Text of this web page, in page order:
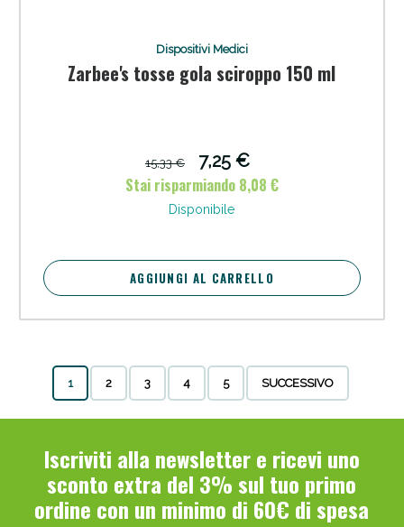
Dispositivi Medici
Zarbee's tosse gola sciroppo 150 ml
15,33 €
7,25 €
Stai risparmiando 8,08 €
Disponibile
AGGIUNGI AL CARRELLO
1 2 3 4 5 SUCCESSIVO
Iscriviti alla newsletter e ricevi uno
sconto extra del 3% sul tuo primo
ordine con un minimo di 60€ di spesa